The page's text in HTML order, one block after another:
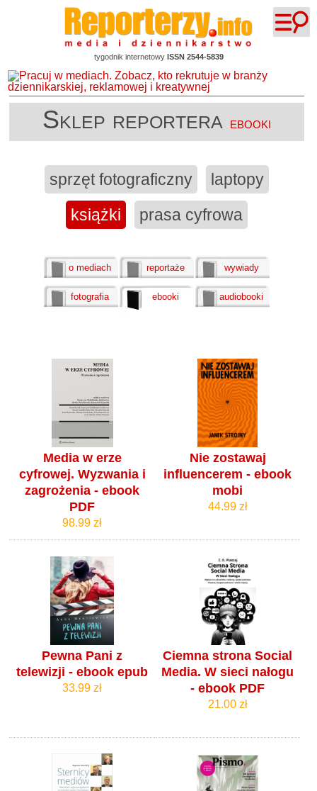
tygodnik internetowy ISSN 2544-5839
Sklep reportera ebooki
sprzęt fotograficzny
laptopy
książki
prasa cyfrowa
o mediach reportaże wywiady
fotografia ebooki audiobooki
Media w erze
cyfrowej. Wyzwania i
zagrożenia - ebook
PDF
98.99 zł
Nie zostawaj
influencerem - ebook
mobi
44.99 zł
Pewna Pani z
telewizji - ebook epub
33.99 zł
Ciemna strona Social
Media. W sieci nałogu
- ebook PDF
21.00 zł